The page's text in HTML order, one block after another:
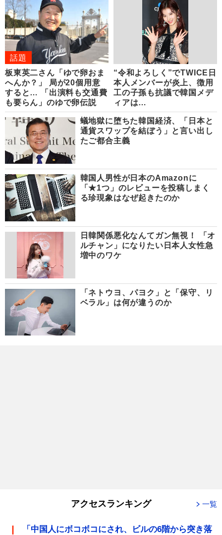
話題
板東英二さん「ゆで卵おま
へんか？」 局が20個用意
すると… 「出演料も交通費
も要らん」のゆで卵伝説
“令和よろしく”でTWICE日
本人メンバーが炎上、徴用
工の子孫も抗議で韓国メデ
ィアは…
蟻地獄に堕ちた韓国経済、「日本と
通貨スワップを結ぼう」と言い出し
たご都合主義
韓国人男性が日本のAmazonに
「★1つ」のレビューを投稿しまく
る珍現象はなぜ起きたのか
日韓関係悪化なんてガン無視！ 「オ
ルチャン」になりたい日本人女性急
増中のワケ
「ネトウヨ、パヨク」と「保守、リ
ベラル」は何が違うのか
アクセスランキング 一覧
「中国人にボコボコにされ、ビルの6階から突き落